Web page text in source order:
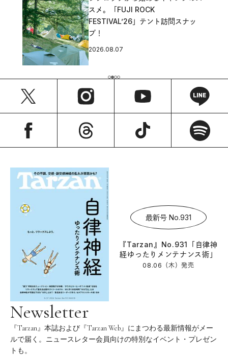
スメ。「FUJI ROCK
FESTIVAL’26」テント訪問スナッ
プ！
2026.08.07
最新号 No.931
『Tarzan』No.931「自律神
経ゆったりメンテナンス術」
08.06（木）発売
Newsletter
『Tarzan』本誌および『Tarzan Web』にまつわる最新情報がメー
ルで届く。ニュースレター会員向けの特別なイベント・プレゼン
トも。